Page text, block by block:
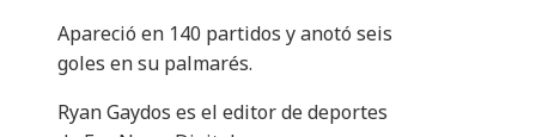
Apareció en 140 partidos y anotó seis
goles en su palmarés.
Ryan Gaydos es el editor de deportes